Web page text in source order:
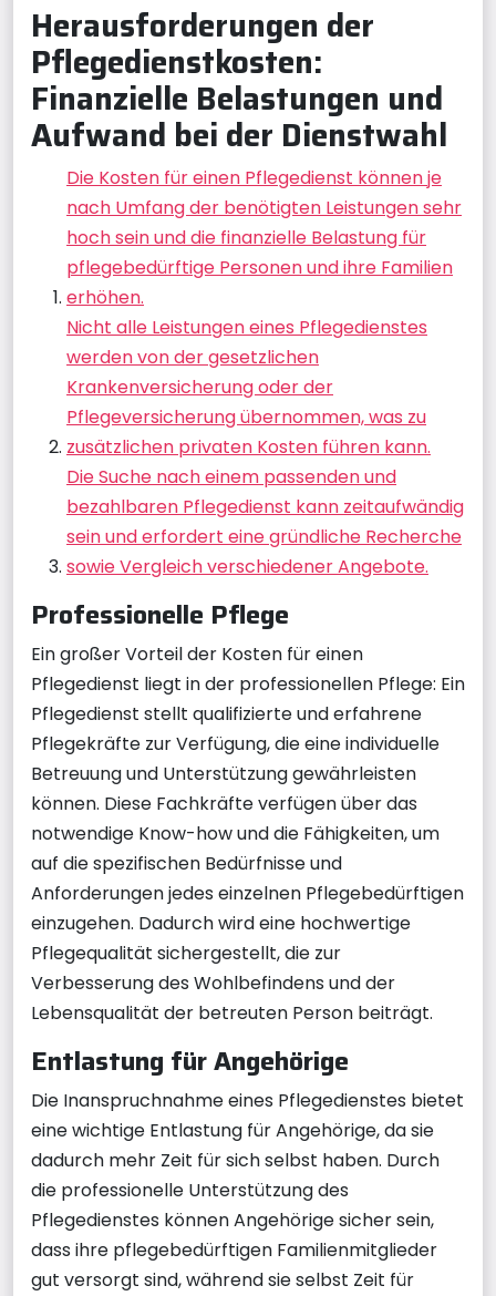
Herausforderungen der
Pflegedienstkosten:
Finanzielle Belastungen und
Aufwand bei der Dienstwahl
Die Kosten für einen Pflegedienst können je
nach Umfang der benötigten Leistungen sehr
hoch sein und die finanzielle Belastung für
pflegebedürftige Personen und ihre Familien
erhöhen.
Nicht alle Leistungen eines Pflegedienstes
werden von der gesetzlichen
Krankenversicherung oder der
Pflegeversicherung übernommen, was zu
zusätzlichen privaten Kosten führen kann.
Die Suche nach einem passenden und
bezahlbaren Pflegedienst kann zeitaufwändig
sein und erfordert eine gründliche Recherche
sowie Vergleich verschiedener Angebote.
Professionelle Pflege
Ein großer Vorteil der Kosten für einen
Pflegedienst liegt in der professionellen Pflege: Ein
Pflegedienst stellt qualifizierte und erfahrene
Pflegekräfte zur Verfügung, die eine individuelle
Betreuung und Unterstützung gewährleisten
können. Diese Fachkräfte verfügen über das
notwendige Know-how und die Fähigkeiten, um
auf die spezifischen Bedürfnisse und
Anforderungen jedes einzelnen Pflegebedürftigen
einzugehen. Dadurch wird eine hochwertige
Pflegequalität sichergestellt, die zur
Verbesserung des Wohlbefindens und der
Lebensqualität der betreuten Person beiträgt.
Entlastung für Angehörige
Die Inanspruchnahme eines Pflegedienstes bietet
eine wichtige Entlastung für Angehörige, da sie
dadurch mehr Zeit für sich selbst haben. Durch
die professionelle Unterstützung des
Pflegedienstes können Angehörige sicher sein,
dass ihre pflegebedürftigen Familienmitglieder
gut versorgt sind, während sie selbst Zeit für